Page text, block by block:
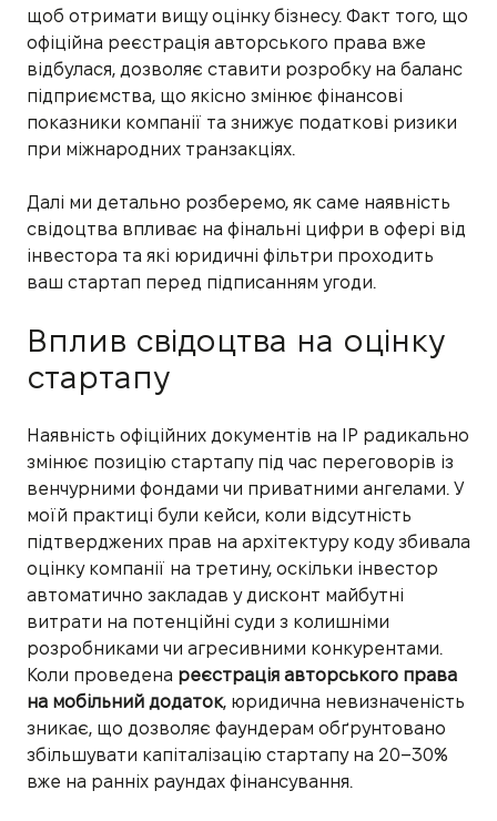
щоб отримати вищу оцінку бізнесу. Факт того, що
офіційна реєстрація авторського права вже
відбулася, дозволяє ставити розробку на баланс
підприємства, що якісно змінює фінансові
показники компанії та знижує податкові ризики
при міжнародних транзакціях.
Далі ми детально розберемо, як саме наявність
свідоцтва впливає на фінальні цифри в офері від
інвестора та які юридичні фільтри проходить
ваш стартап перед підписанням угоди.
Вплив свідоцтва на оцінку
стартапу
Наявність офіційних документів на IP радикально
змінює позицію стартапу під час переговорів із
венчурними фондами чи приватними ангелами. У
моїй практиці були кейси, коли відсутність
підтверджених прав на архітектуру коду збивала
оцінку компанії на третину, оскільки інвестор
автоматично закладав у дисконт майбутні
витрати на потенційні суди з колишніми
розробниками чи агресивними конкурентами.
Коли проведена реєстрація авторського права
на мобільний додаток, юридична невизначеність
зникає, що дозволяє фаундерам обґрунтовано
збільшувати капіталізацію стартапу на 20–30%
вже на ранніх раундах фінансування.